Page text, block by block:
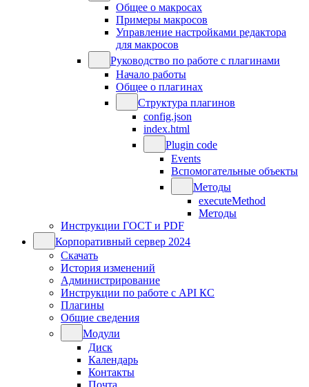
Общее о макросах
Примеры макросов
Управление настройками редактора
для макросов
Руководство по работе с плагинами
Начало работы
Общее о плагинах
Структура плагинов
config.json
index.html
Plugin code
Events
Вспомогательные объекты
Методы
executeMethod
Методы
Инструкции ГОСТ и PDF
Корпоративный сервер 2024
Скачать
История изменений
Администрирование
Инструкции по работе с API КС
Плагины
Общие сведения
Модули
Диск
Календарь
Контакты
Почта